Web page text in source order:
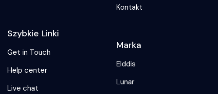
Kontakt
Szybkie Linki
Get in Touch
Help center
Live chat
Marka
Elddis
Lunar